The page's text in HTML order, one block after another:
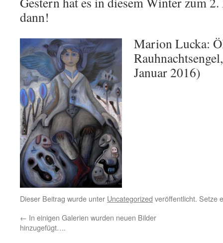
dann!
Marion Lucka:
Januar 2016)
Dieser Beitrag wurde unter Uncategorized veröffentlicht. Setze
← In einigen Galerien wurden neuen Bilder
hinzugefügt….